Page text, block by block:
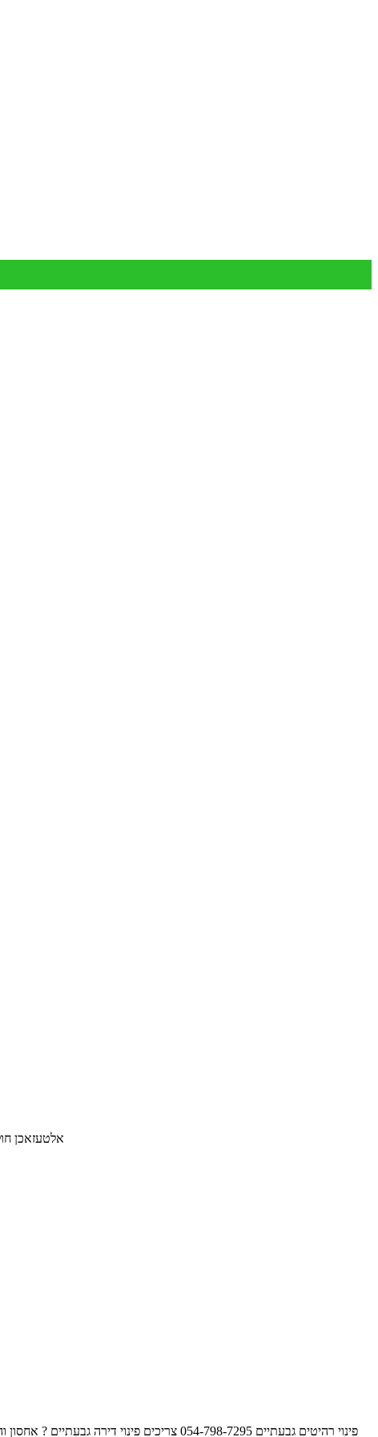
אלטעזאכן חולון 054-798-7295 מחפשים אלטעזאכן חולון ? צריכים פינוי רהיטים ופינוי מוצרי חשמל ? חייגו אלינו לפרטים נוספים.
פינוי רהיטים גבעתיים 054-798-7295